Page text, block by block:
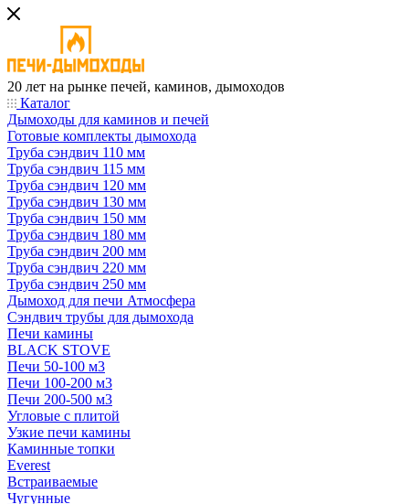
20 лет на рынке печей, каминов, дымоходов
Каталог
Дымоходы для каминов и печей
Готовые комплекты дымохода
Труба сэндвич 110 мм
Труба сэндвич 115 мм
Труба сэндвич 120 мм
Труба сэндвич 130 мм
Труба сэндвич 150 мм
Труба сэндвич 180 мм
Труба сэндвич 200 мм
Труба сэндвич 220 мм
Труба сэндвич 250 мм
Дымоход для печи Атмосфера
Сэндвич трубы для дымохода
Печи камины
BLACK STOVE
Печи 50-100 м3
Печи 100-200 м3
Печи 200-500 м3
Угловые с плитой
Узкие печи камины
Каминные топки
Everest
Встраиваемые
Чугунные